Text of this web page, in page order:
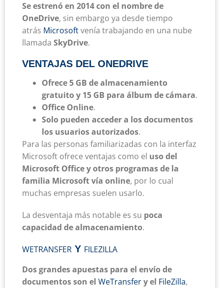
Se estrenó en 2014 con el nombre de
OneDrive, sin embargo ya desde tiempo
atrás Microsoftvenía trabajando en una nube
llamada SkyDrive.
VENTAJAS DEL ONEDRIVE
Ofrece 5 GB de almacenamiento
gratuito y 15 GB para álbum de cámara.
Office Online.
Solo pueden acceder a los documentos
los usuarios autorizados.
Para las personas familiarizadas con la interfaz
Microsoft ofrece ventajas como el uso del
Microsoft Office y otros programas de la
familia Microsoft vía online, por lo cual
muchas empresas suelen usarlo.
La desventaja más notable es su poca
capacidad de almacenamiento.
WETRANSFER Y FILEZILLA
Dos grandes apuestas para el envío de
documentos son el WeTransfery el FileZilla,